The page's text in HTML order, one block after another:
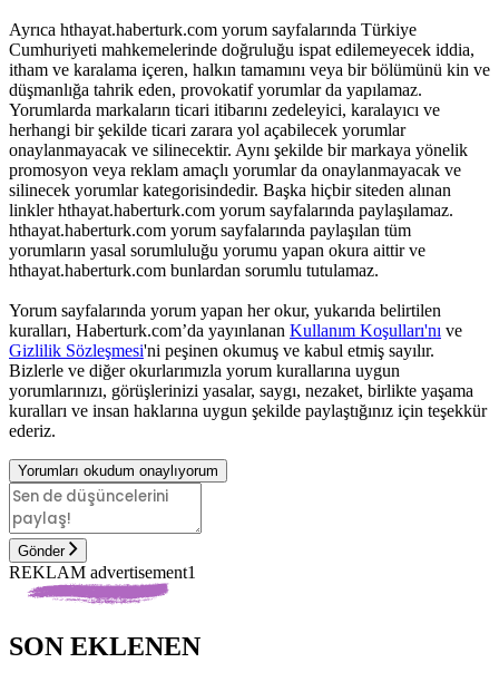
Ayrıca hthayat.haberturk.com yorum sayfalarında Türkiye
Cumhuriyeti mahkemelerinde doğruluğu ispat edilemeyecek iddia,
itham ve karalama içeren, halkın tamamını veya bir bölümünü kin ve
düşmanlığa tahrik eden, provokatif yorumlar da yapılamaz.
Yorumlarda markaların ticari itibarını zedeleyici, karalayıcı ve
herhangi bir şekilde ticari zarara yol açabilecek yorumlar
onaylanmayacak ve silinecektir. Aynı şekilde bir markaya yönelik
promosyon veya reklam amaçlı yorumlar da onaylanmayacak ve
silinecek yorumlar kategorisindedir. Başka hiçbir siteden alınan
linkler hthayat.haberturk.com yorum sayfalarında paylaşılamaz.
hthayat.haberturk.com yorum sayfalarında paylaşılan tüm
yorumların yasal sorumluluğu yorumu yapan okura aittir ve
hthayat.haberturk.com bunlardan sorumlu tutulamaz.
Yorum sayfalarında yorum yapan her okur, yukarıda belirtilen
kuralları, Haberturk.com’da yayınlanan Kullanım Koşulları'nı ve
Gizlilik Sözleşmesi'ni peşinen okumuş ve kabul etmiş sayılır.
Bizlerle ve diğer okurlarımızla yorum kurallarına uygun
yorumlarınızı, görüşlerinizi yasalar, saygı, nezaket, birlikte yaşama
kuralları ve insan haklarına uygun şekilde paylaştığınız için teşekkür
ederiz.
Yorumları okudum onaylıyorum
Gönder
REKLAM advertisement1
SON EKLENEN